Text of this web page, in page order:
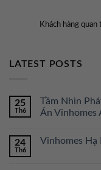
Khách hàng
LATEST POSTS
25
Th6
Tầm Nhìn
Án Vinhomes
24
Th6
Vinhomes Hạ